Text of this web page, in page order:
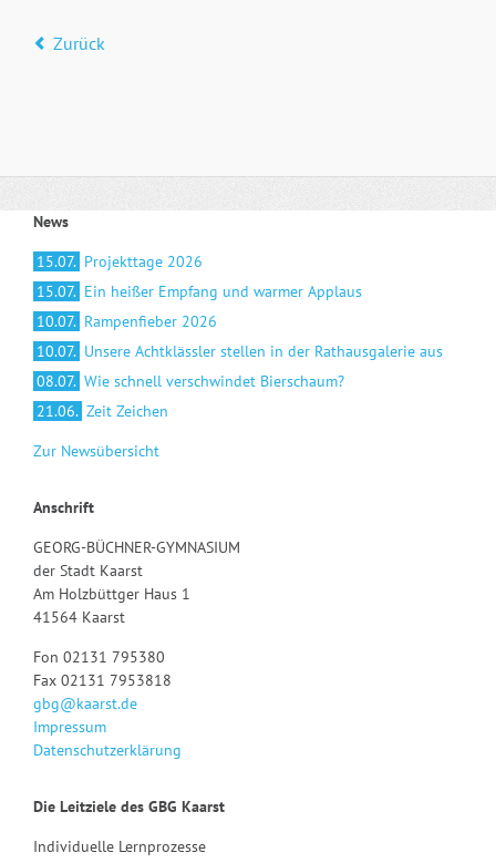
Zurück
News
15.07. Projekttage 2026
15.07. Ein heißer Empfang und warmer Applaus
10.07. Rampenfieber 2026
10.07. Unsere Achtklässler stellen in der Rathausgalerie aus
08.07. Wie schnell verschwindet Bierschaum?
21.06. Zeit Zeichen
Zur Newsübersicht
Anschrift
GEORG-BÜCHNER-GYMNASIUM
der Stadt Kaarst
Am Holzbüttger Haus 1
41564 Kaarst
Fon 02131 795380
Fax 02131 7953818
gbg@kaarst.de
Impressum
Datenschutzerklärung
Die Leitziele des GBG Kaarst
Individuelle Lernprozesse